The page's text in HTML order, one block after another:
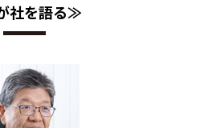
社を語る≫